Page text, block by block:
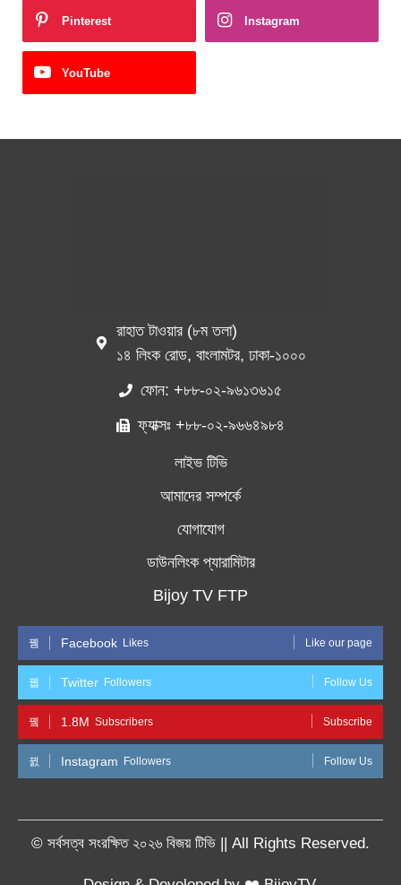
Pinterest Instagram
YouTube
রাহাত টাওয়ার (৮ম তলা)
১৪ লিংক রোড, বাংলামটর, ঢাকা-১০০০
ফোন: +৮৮-০২-৯৬১৩৬১৫
ফ্যাক্সঃ +৮৮-০২-৯৬৬৪৯৮৪
লাইভ টিভি
আমাদের সম্পর্কে
যোগাযোগ
ডাউনলিংক প্যারামিটার
Bijoy TV FTP
Facebook Likes Like our page
Twitter Followers Follow Us
1.8M Subscribers Subscribe
Instagram Followers Follow Us
© সর্বসত্ব সংরক্ষিত ২০২৬ বিজয় টিভি || All Rights Reserved.